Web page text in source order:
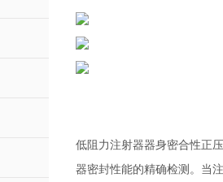
低阻力注射器器身密合性正
器密封性能的精确检测。当